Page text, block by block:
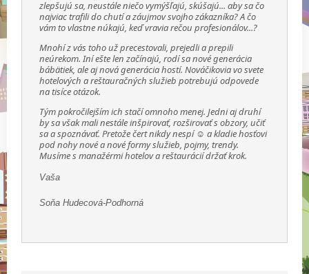
zlepšujú sa, neustále niečo vymýšľajú, skúšajú... aby sa čo
najviac trafili do chutí a záujmov svojho zákazníka? A čo
vám to vlastne núkajú, keď vravia rečou profesionálov...?
Mnohí z vás toho už precestovali, prejedli a prepili
neúrekom. Iní ešte len začínajú, rodí sa nové generácia
bábätiek, ale aj nová generácia hostí. Nováčikovia vo svete
hotelových a reštauračných služieb potrebujú odpovede
na tisíce otázok.
Tým pokročilejším ich stačí omnoho menej. Jedni aj druhí
by sa však mali nestále inšpirovať, rozširovať s obzory, učiť
sa a spoznávať. Pretože čert nikdy nespí ☺ a kladie hosťovi
pod nohy nové a nové formy služieb, pojmy, trendy.
Musíme s manažérmi hotelov a reštaurácií držať krok.
Vaša
Soňa Hudecová-Podhorná